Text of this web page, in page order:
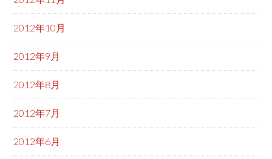
2012年10月
2012年9月
2012年8月
2012年7月
2012年6月